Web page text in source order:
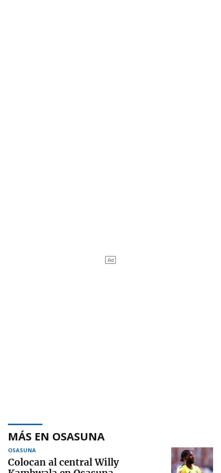
MÁS EN OSASUNA
OSASUNA
Colocan al central Willy